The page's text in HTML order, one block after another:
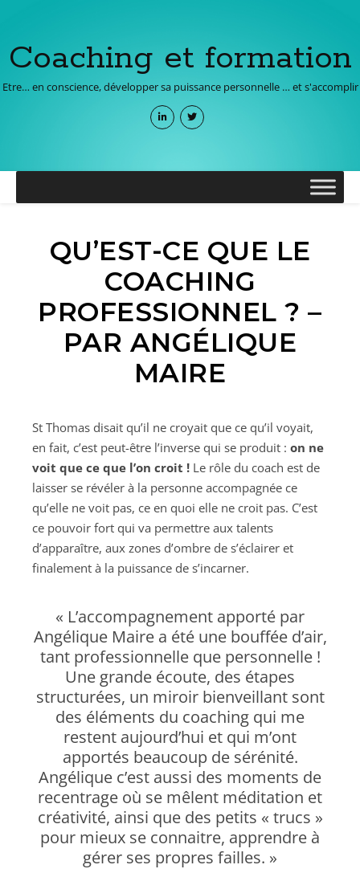
Coaching et formation
Etre… en conscience, développer sa puissance personnelle … et s'accomplir
QU’EST-CE QUE LE
COACHING
PROFESSIONNEL ? –
PAR ANGÉLIQUE
MAIRE
St Thomas disait qu’il ne croyait que ce qu’il voyait,
en fait, c’est peut-être l’inverse qui se produit : on ne
voit que ce que l’on croit ! Le rôle du coach est de
laisser se révéler à la personne accompagnée ce
qu’elle ne voit pas, ce en quoi elle ne croit pas. C’est
ce pouvoir fort qui va permettre aux talents
d’apparaître, aux zones d’ombre de s’éclairer et
finalement à la puissance de s’incarner.
« L’accompagnement apporté par
Angélique Maire a été une bouffée d’air,
tant professionnelle que personnelle !
Une grande écoute, des étapes
structurées, un miroir bienveillant sont
des éléments du coaching qui me
restent aujourd’hui et qui m’ont
apportés beaucoup de sérénité.
Angélique c’est aussi des moments de
recentrage où se mêlent méditation et
créativité, ainsi que des petits « trucs »
pour mieux se connaitre, apprendre à
gérer ses propres failles. »